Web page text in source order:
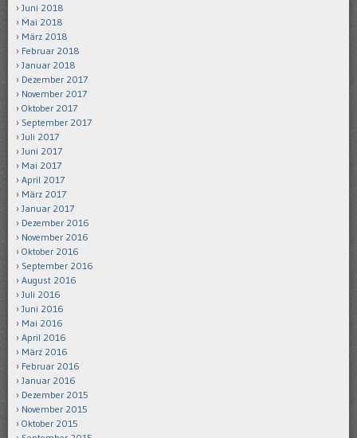
Juni 2018
Mai 2018
März 2018
Februar 2018
Januar 2018
Dezember 2017
November 2017
Oktober 2017
September 2017
Juli 2017
Juni 2017
Mai 2017
April 2017
März 2017
Januar 2017
Dezember 2016
November 2016
Oktober 2016
September 2016
August 2016
Juli 2016
Juni 2016
Mai 2016
April 2016
März 2016
Februar 2016
Januar 2016
Dezember 2015
November 2015
Oktober 2015